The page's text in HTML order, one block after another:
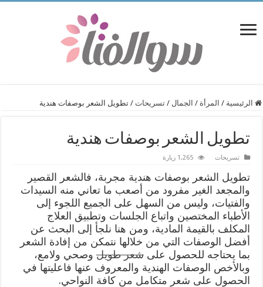
الرئيسية / المرأة / الجمال / تسريحات / تطويل الشعر بوصفات هندية
تطويل الشعر بوصفات هندية
تسريحات 1,265 زيارة
تطويل الشعر بوصفات هندية مجربة، فالشعر القصير
والمجعد الغير مفرود من أصعب ما تعاني منه السيدات
والفتيات، وليس من السهل على الجميع اللجوء إلى
الأطباء المختصين واتباع الجلسات وتطبيق العلاج
المكلف بالقيمة المادية، ومن هنا نلجأ إلى البحث عن
أفضل الوصفات التي من خلالها نتمكن من إفادة الشعر
بما يحتاجه للحصول علىشعر طويلوصحي ولامع،
وبالأخص الوصفات الهندية والمعروف عنها فاعليتها في
الحصول على شعر متكامل من كافة النواحي.